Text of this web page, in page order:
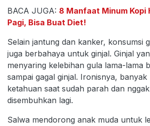
BACA JUGA: 8 Manfaat Minum Kopi
Pagi, Bisa Buat Diet!
Selain jantung dan kanker, konsumsi
juga berbahaya untuk ginjal. Ginjal
menyaring kelebihan gula lama-lama
sampai gagal ginjal. Ironisnya,
ketahuan saat sudah parah dan
disembuhkan lagi.
Salwa mendorong anak muda untuk